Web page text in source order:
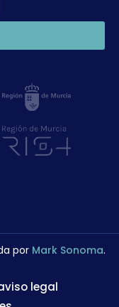
por Mark Sonoma.
legal